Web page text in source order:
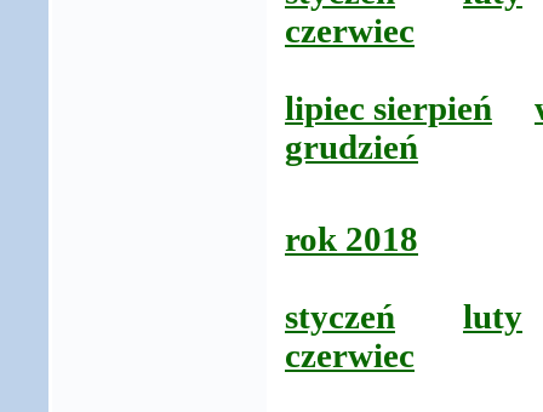
czerwiec
lipiec sierpień
grudzień
rok 2018
styczeń
luty
czerwiec